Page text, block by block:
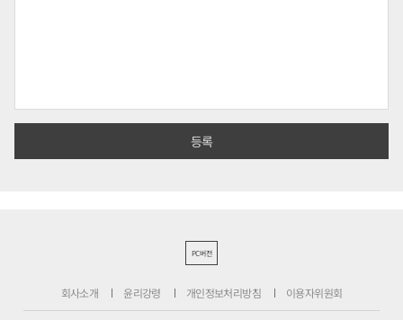
PC버전
회사소개 윤리강령 개인정보처리방침 이용자위원회